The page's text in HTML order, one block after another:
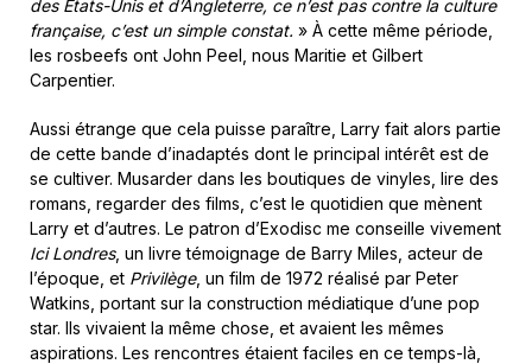
des États-Unis et d’Angleterre, ce n’est pas contre la culture
française, c’est un simple constat. » À cette même période,
les rosbeefs ont John Peel, nous Maritie et Gilbert
Carpentier.
Aussi étrange que cela puisse paraître, Larry fait alors partie
de cette bande d’inadaptés dont le principal intérêt est de
se cultiver. Musarder dans les boutiques de vinyles, lire des
romans, regarder des films, c’est le quotidien que mènent
Larry et d’autres. Le patron d’Exodisc me conseille vivement
Ici Londres, un livre témoignage de Barry Miles, acteur de
l’époque, et Privilège, un film de 1972 réalisé par Peter
Watkins, portant sur la construction médiatique d’une pop
star. Ils vivaient la même chose, et avaient les mêmes
aspirations. Les rencontres étaient faciles en ce temps-là,